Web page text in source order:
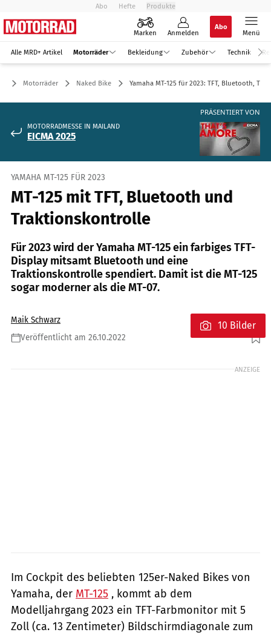
Abo Hefte Produkte
Marken Anmelden
Abo
Menü
Alle MRD+ Artikel Motorräder Bekleidung Zubehör Technik
Motorräder Naked Bike Yamaha MT-125 für 2023: TFT, Bluetooth,
MOTORRADMESSE IN MAILAND
EICMA 2025
PRÄSENTIERT VON
YAMAHA MT-125 FÜR 2023
MT-125 mit TFT, Bluetooth und
Traktionskontrolle
Für 2023 wird der Yamaha MT-125 ein farbiges TFT-
Display mitsamt Bluetooth und eine
Traktionskontrolle spendiert. Damit ist die MT-125
sogar moderner als die MT-07.
Maik Schwarz
Veröffentlicht am 26.10.2022
Foto: Jörg Künstle für MOTORRAD
10 Bilder
ANZEIGE
Im Cockpit des beliebten 125er-Naked Bikes von
Yamaha, der MT-125 , kommt ab dem
Modelljahrgang 2023 ein TFT-Farbmonitor mit 5
Zoll (ca. 13 Zentimeter) Bildschirmdiagonale zum